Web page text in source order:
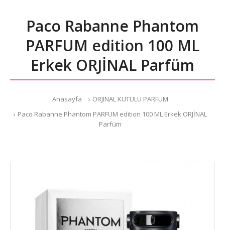
Paco Rabanne Phantom
PARFUM edition 100 ML
Erkek ORJİNAL Parfüm
Anasayfa
ORJINAL KUTULU PARFUM
Paco Rabanne Phantom PARFUM edition 100 ML Erkek ORJİNAL
Parfüm